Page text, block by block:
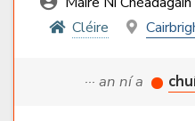
Cléire
··· an ní a